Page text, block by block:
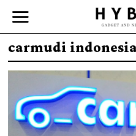
carmudi indonesia